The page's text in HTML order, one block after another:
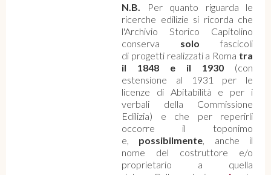
N.B.
Per quanto riguarda le
ricerche edilizie si ricorda che
l'Archivio Storico Capitolino
conserva solo fascicoli
di progetti realizzati a Roma tra
il 1848 e il 1930 (con
estensione al 1931 per le
licenze di Abitabilità e per i
verbali della Commissione
Edilizia) e che per reperirli
occorre il toponimo
e, possibilmente , anche il
nome del costruttore e/o
proprietario a quella